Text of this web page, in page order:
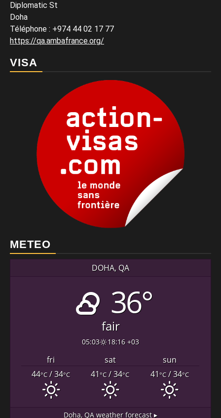
Diplomatic St
Doha
Téléphone : +974 44 02 17 77
https://qa.ambafrance.org/
VISA
METEO
DOHA, QA
36°
fair
05:03 18:16 +03
fri sat
sun
44°C/ 34°C 41°C/ 34°C 41°C/ 34°C
Doha, QA weather forecast ▸